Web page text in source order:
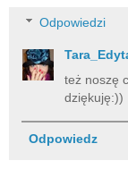
Odpowiedzi
też noszę
dziękuję:))
Odpowiedz